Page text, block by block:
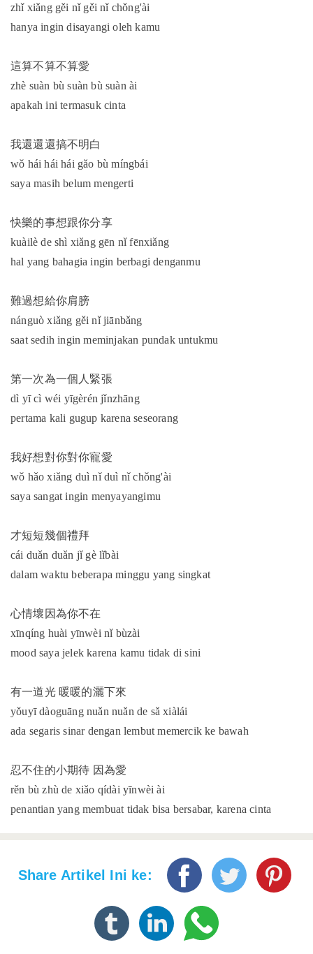
zhǐ xiǎng gěi nǐ gěi nǐ chǒng'ài
hanya ingin disayangi oleh kamu
這算不算不算愛
zhè suàn bù suàn bù suàn ài
apakah ini termasuk cinta
我還還還搞不明白
wǒ hái hái hái gǎo bù míngbái
saya masih belum mengerti
快樂的事想跟你分享
kuàilè de shì xiǎng gēn nǐ fēnxiǎng
hal yang bahagia ingin berbagi denganmu
難過想給你肩膀
nánguò xiǎng gěi nǐ jiānbǎng
saat sedih ingin meminjakan pundak untukmu
第一次為一個人緊張
dì yī cì wéi yīgèrén jǐnzhāng
pertama kali gugup karena seseorang
我好想對你對你寵愛
wǒ hǎo xiǎng duì nǐ duì nǐ chǒng'ài
saya sangat ingin menyayangimu
才短短幾個禮拜
cái duǎn duǎn jǐ gè lǐbài
dalam waktu beberapa minggu yang singkat
心情壞因為你不在
xīnqíng huài yīnwèi nǐ bùzài
mood saya jelek karena kamu tidak di sini
有一道光 暖暖的灑下來
yǒuyī dàoguāng nuǎn nuǎn de sǎ xiàlái
ada segaris sinar dengan lembut memercik ke bawah
忍不住的小期待 因為愛
rěn bù zhù de xiǎo qídài yīnwèi ài
penantian yang membuat tidak bisa bersabar, karena cinta
Share Artikel Ini ke: